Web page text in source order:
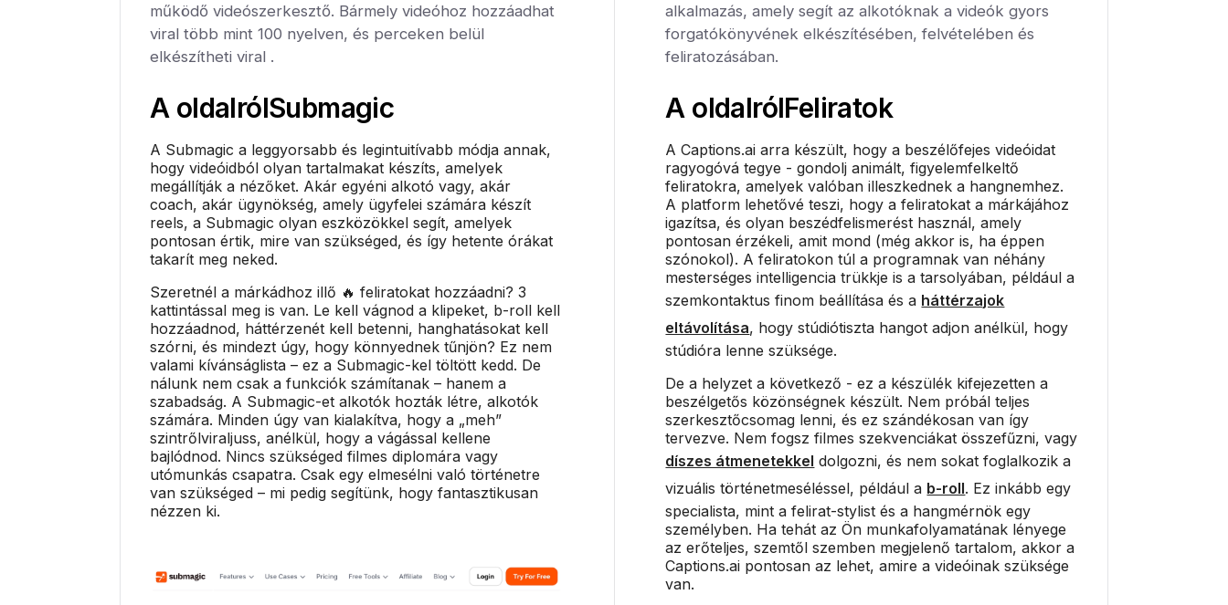
működő videószerkesztő. Bármely videóhoz hozzáadhat
viral több mint 100 nyelven, és perceken belül
elkészítheti viral .
A oldalrólSubmagic
A Submagic a leggyorsabb és legintuitívabb módja annak,
hogy videóidból olyan tartalmakat készíts, amelyek
megállítják a nézőket. Akár egyéni alkotó vagy, akár
coach, akár ügynökség, amely ügyfelei számára készít
reels, a Submagic olyan eszközökkel segít, amelyek
pontosan értik, mire van szükséged, és így hetente órákat
takarít meg neked.
Szeretnél a márkádhoz illő 🔥 feliratokat hozzáadni? 3
kattintással meg is van. Le kell vágnod a klipeket, b-roll kell
hozzáadnod, háttérzenét kell betenni, hanghatásokat kell
szórni, és mindezt úgy, hogy könnyednek tűnjön? Ez nem
valami kívánságlista – ez a Submagic-kel töltött kedd. De
nálunk nem csak a funkciók számítanak – hanem a
szabadság. A Submagic-et alkotók hozták létre, alkotók
számára. Minden úgy van kialakítva, hogy a „meh”
szintrőlviraljuss, anélkül, hogy a vágással kellene
bajlódnod. Nincs szükséged filmes diplomára vagy
utómunkás csapatra. Csak egy elmesélni való történetre
van szükséged – mi pedig segítünk, hogy fantasztikusan
nézzen ki.
alkalmazás, amely segít az alkotóknak a videók gyors
forgatókönyvének elkészítésében, felvételében és
feliratozásában.
A oldalrólFeliratok
A Captions.ai arra készült, hogy a beszélőfejes videóidat
ragyogóvá tegye - gondolj animált, figyelemfelkeltő
feliratokra, amelyek valóban illeszkednek a hangnemhez.
A platform lehetővé teszi, hogy a feliratokat a márkájához
igazítsa, és olyan beszédfelismerést használ, amely
pontosan érzékeli, amit mond (még akkor is, ha éppen
szónokol). A feliratokon túl a programnak van néhány
mesterséges intelligencia trükkje is a tarsolyában, például a
szemkontaktus finom beállítása és a háttérzajok
eltávolítása, hogy stúdiótiszta hangot adjon anélkül, hogy
stúdióra lenne szüksége.
De a helyzet a következő - ez a készülék kifejezetten a
beszélgetős közönségnek készült. Nem próbál teljes
szerkesztőcsomag lenni, és ez szándékosan van így
tervezve. Nem fogsz filmes szekvenciákat összefűzni, vagy
díszes átmenetekkel dolgozni, és nem sokat foglalkozik a
vizuális történetmeséléssel, például a b-roll. Ez inkább egy
specialista, mint a felirat-stylist és a hangmérnök egy
személyben. Ha tehát az Ön munkafolyamatának lényege
az erőteljes, szemtől szemben megjelenő tartalom, akkor a
Captions.ai pontosan az lehet, amire a videóinak szüksége
van.